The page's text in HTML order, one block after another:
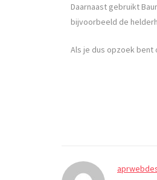
Daarnaast gebruikt
bijvoorbeeld de
Als je dus opzoek bent